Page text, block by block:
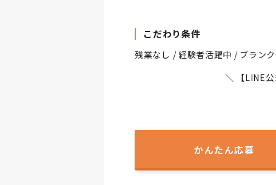
こだわり条件
残業なし / 経験者活躍中 / ブラン
＼ 【LINE
かんたん応募